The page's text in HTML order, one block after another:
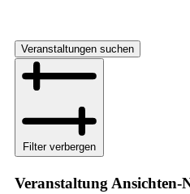
Veranstaltungen suchen
Filter verbergen
Veranstaltung Ansichten-